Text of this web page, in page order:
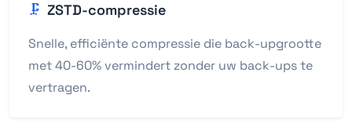
🗜️ ZSTD-compressie
Snelle, efficiënte compressie die back-upgrootte
met 40-60% vermindert zonder uw back-ups te
vertragen.